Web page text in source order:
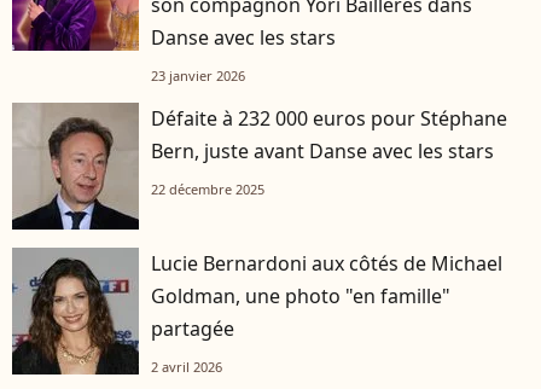
Danse avec les stars
23 janvier 2026
Défaite à 232 000 euros pour Stéphane
Bern, juste avant Danse avec les stars
22 décembre 2025
Lucie Bernardoni aux côtés de Michael
Goldman, une photo "en famille"
partagée
2 avril 2026